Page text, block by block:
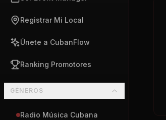
Registrar Mi Local
Únete a CubanFlow
Ranking Promotores
GÉNEROS
Radio Música Cubana